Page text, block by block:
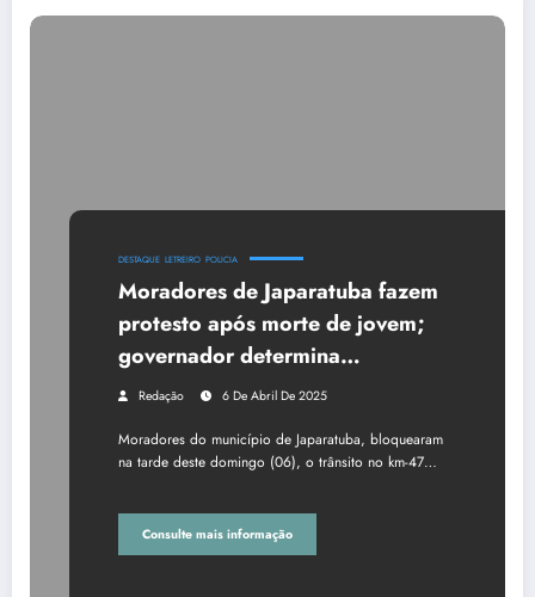
DESTAQUE LETREIRO POLICIA
Moradores de Japaratuba fazem
protesto após morte de jovem;
governador determina
afastamento de PMs
Redação 6 De Abril De 2025
Moradores do município de Japaratuba, bloquearam
na tarde deste domingo (06), o trânsito no km-47…
Consulte mais informação